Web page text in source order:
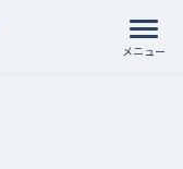
メニュー